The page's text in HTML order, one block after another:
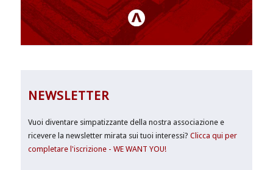
NEWSLETTER
Vuoi diventare simpatizzante della nostra associazione e
ricevere la newsletter mirata sui tuoi interessi?Clicca qui per
completare l'iscrizione - WE WANT YOU!